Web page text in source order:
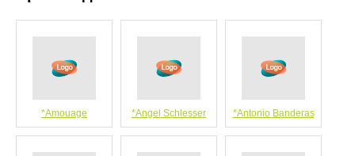
*Amouage *Angel Schlesser *Antonio Banderas